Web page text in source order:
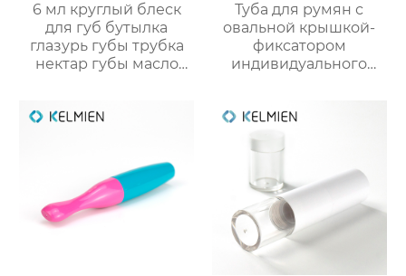
6 мл круглый блеск
для губ бутылка
глазурь губы трубка
нектар губы масло
упаковка маркировка
Туба для румян с
овальной крышкой-
фиксатором
индивидуального
упаковка для
косметики